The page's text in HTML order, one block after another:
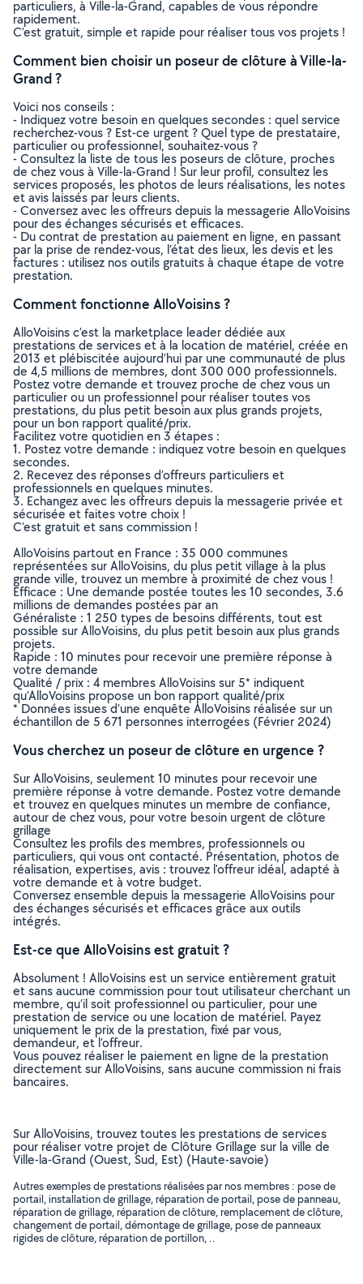
particuliers, à Ville-la-Grand, capables de vous répondre
rapidement.
C’est gratuit, simple et rapide pour réaliser tous vos projets !
Comment bien choisir un poseur de clôture à Ville-la-
Grand ?
Voici nos conseils :
- Indiquez votre besoin en quelques secondes : quel service
recherchez-vous ? Est-ce urgent ? Quel type de prestataire,
particulier ou professionnel, souhaitez-vous ?
- Consultez la liste de tous les poseurs de clôture, proches
de chez vous à Ville-la-Grand ! Sur leur profil, consultez les
services proposés, les photos de leurs réalisations, les notes
et avis laissés par leurs clients.
- Conversez avec les offreurs depuis la messagerie AlloVoisins
pour des échanges sécurisés et efficaces.
- Du contrat de prestation au paiement en ligne, en passant
par la prise de rendez-vous, l’état des lieux, les devis et les
factures : utilisez nos outils gratuits à chaque étape de votre
prestation.
Comment fonctionne AlloVoisins ?
AlloVoisins c’est la marketplace leader dédiée aux
prestations de services et à la location de matériel, créée en
2013 et plébiscitée aujourd’hui par une communauté de plus
de 4,5 millions de membres, dont 300 000 professionnels.
Postez votre demande et trouvez proche de chez vous un
particulier ou un professionnel pour réaliser toutes vos
prestations, du plus petit besoin aux plus grands projets,
pour un bon rapport qualité/prix.
Facilitez votre quotidien en 3 étapes :
1. Postez votre demande : indiquez votre besoin en quelques
secondes.
2. Recevez des réponses d’offreurs particuliers et
professionnels en quelques minutes.
3. Echangez avec les offreurs depuis la messagerie privée et
sécurisée et faites votre choix !
C’est gratuit et sans commission !
AlloVoisins partout en France : 35 000 communes
représentées sur AlloVoisins, du plus petit village à la plus
grande ville, trouvez un membre à proximité de chez vous !
Efficace : Une demande postée toutes les 10 secondes, 3.6
millions de demandes postées par an
Généraliste : 1 250 types de besoins différents, tout est
possible sur AlloVoisins, du plus petit besoin aux plus grands
projets.
Rapide : 10 minutes pour recevoir une première réponse à
votre demande
Qualité / prix : 4 membres AlloVoisins sur 5* indiquent
qu’AlloVoisins propose un bon rapport qualité/prix
* Données issues d’une enquête AlloVoisins réalisée sur un
échantillon de 5 671 personnes interrogées (Février 2024)
Vous cherchez un poseur de clôture en urgence ?
Sur AlloVoisins, seulement 10 minutes pour recevoir une
première réponse à votre demande. Postez votre demande
et trouvez en quelques minutes un membre de confiance,
autour de chez vous, pour votre besoin urgent de clôture
grillage
Consultez les profils des membres, professionnels ou
particuliers, qui vous ont contacté. Présentation, photos de
réalisation, expertises, avis : trouvez l'offreur idéal, adapté à
votre demande et à votre budget.
Conversez ensemble depuis la messagerie AlloVoisins pour
des échanges sécurisés et efficaces grâce aux outils
intégrés.
Est-ce que AlloVoisins est gratuit ?
Absolument ! AlloVoisins est un service entièrement gratuit
et sans aucune commission pour tout utilisateur cherchant un
membre, qu’il soit professionnel ou particulier, pour une
prestation de service ou une location de matériel. Payez
uniquement le prix de la prestation, fixé par vous,
demandeur, et l’offreur.
Vous pouvez réaliser le paiement en ligne de la prestation
directement sur AlloVoisins, sans aucune commission ni frais
bancaires.
Sur AlloVoisins, trouvez toutes les prestations de services
pour réaliser votre projet de Clôture Grillage sur la ville de
Ville-la-Grand (Ouest, Sud, Est) (Haute-savoie)
Autres exemples de prestations réalisées par nos membres : pose de
portail, installation de grillage, réparation de portail, pose de panneau,
réparation de grillage, réparation de clôture, remplacement de clôture,
changement de portail, démontage de grillage, pose de panneaux
rigides de clôture, réparation de portillon, ..